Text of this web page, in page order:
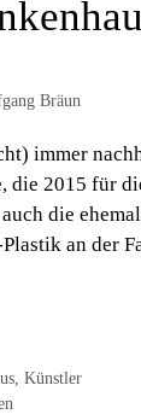
Bräun
immer
die 2015 für
die
an der
, Künstler